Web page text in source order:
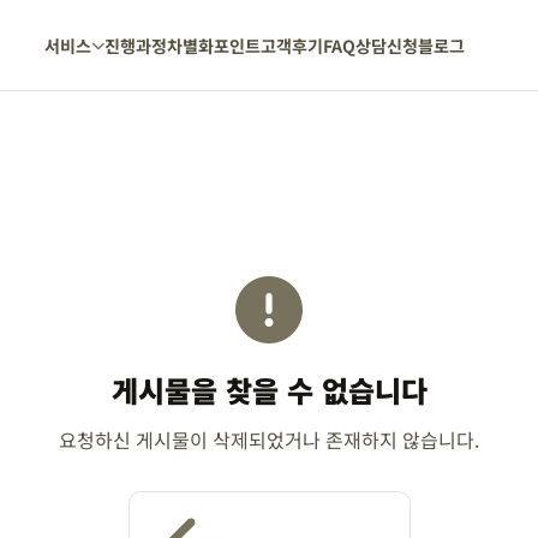
서비스 진행과정차별화포인트고객후기FAQ상담신청블로그
게시물을 찾을 수 없습니다
요청하신 게시물이 삭제되었거나 존재하지 않습니다.